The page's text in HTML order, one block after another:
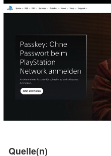
Quelle(n)